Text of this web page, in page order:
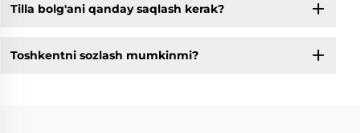
Tilla bolg'ani qanday saqlash kerak?
Toshkentni sozlash mumkinmi?